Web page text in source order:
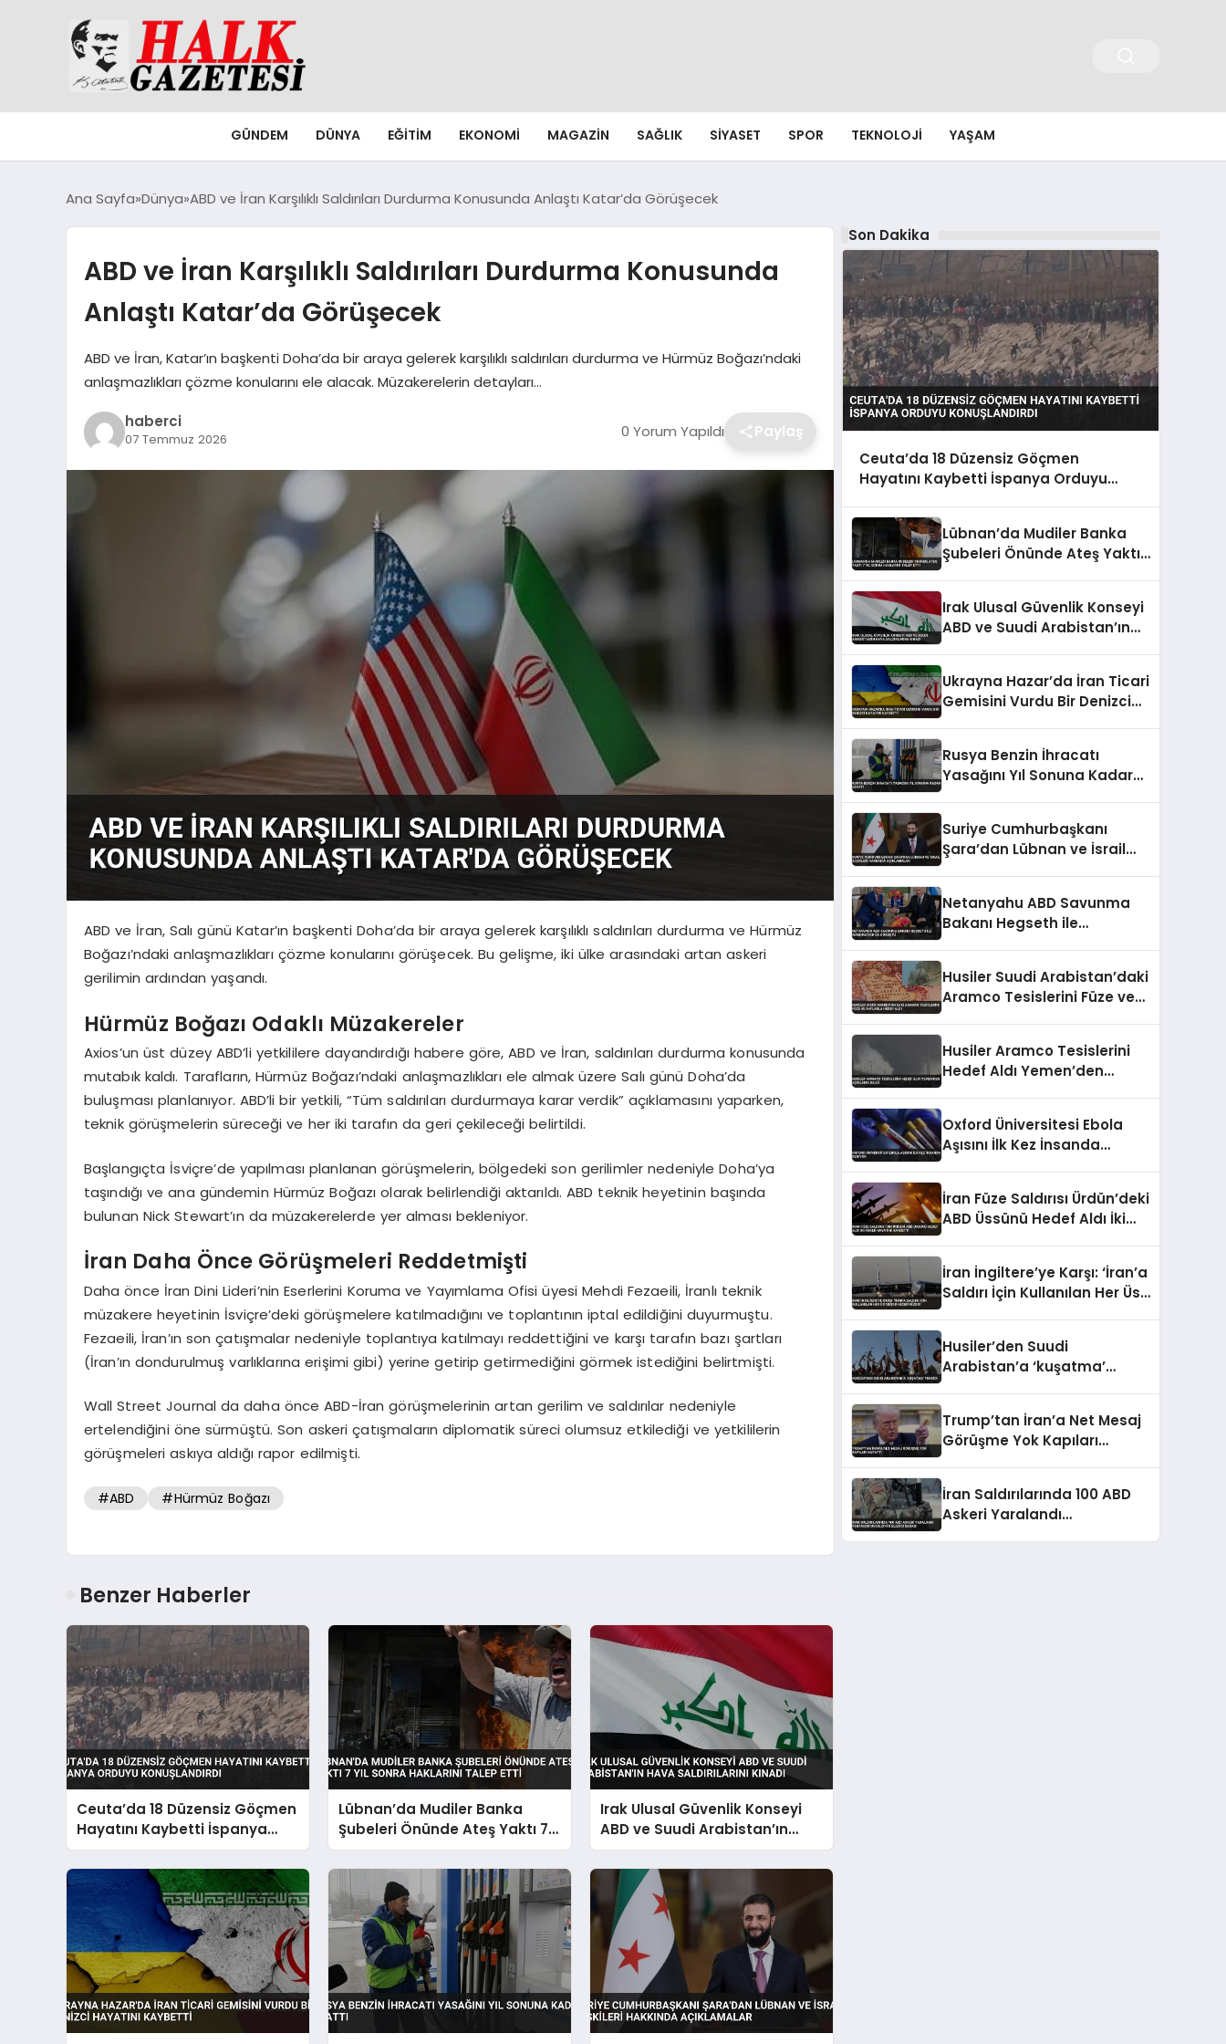
GÜNDEM DÜNYA EĞITIM EKONOMI MAGAZIN SAĞLIK SIYASET SPOR TEKNOLOJI YAŞAM
Ana Sayfa Dünya ABD ve İran Karşılıklı Saldırıları Durdurma Konusunda Anlaştı Katar’da Görüşecek
ABD ve İran Karşılıklı Saldırıları Durdurma Konusunda
Anlaştı Katar’da Görüşecek
ABD ve İran, Katar’ın başkenti Doha’da bir araya gelerek karşılıklı saldırıları durdurma ve Hürmüz Boğazı’ndaki
anlaşmazlıkları çözme konularını ele alacak. Müzakerelerin detayları…
haberci
07 Temmuz 2026 0 Yorum Yapıldı Paylaş
ABD ve İran, Salı günü Katar’ın başkenti Doha’da bir araya gelerek karşılıklı saldırıları durdurma ve Hürmüz
Boğazı’ndaki anlaşmazlıkları çözme konularını görüşecek. Bu gelişme, iki ülke arasındaki artan askeri
gerilimin ardından yaşandı.
Hürmüz Boğazı Odaklı Müzakereler
Axios’un üst düzey ABD’li yetkililere dayandırdığı habere göre, ABD ve İran, saldırıları durdurma konusunda
mutabık kaldı. Tarafların, Hürmüz Boğazı’ndaki anlaşmazlıkları ele almak üzere Salı günü Doha’da
buluşması planlanıyor. ABD’li bir yetkili, “Tüm saldırıları durdurmaya karar verdik” açıklamasını yaparken,
teknik görüşmelerin süreceği ve her iki tarafın da geri çekileceği belirtildi.
Başlangıçta İsviçre’de yapılması planlanan görüşmelerin, bölgedeki son gerilimler nedeniyle Doha’ya
taşındığı ve ana gündemin Hürmüz Boğazı olarak belirlendiği aktarıldı. ABD teknik heyetinin başında
bulunan Nick Stewart’ın da müzakerelerde yer alması bekleniyor.
İran Daha Önce Görüşmeleri Reddetmişti
Daha önce İran Dini Lideri’nin Eserlerini Koruma ve Yayımlama Ofisi üyesi Mehdi Fezaeili, İranlı teknik
müzakere heyetinin İsviçre’deki görüşmelere katılmadığını ve toplantının iptal edildiğini duyurmuştu.
Fezaeili, İran’ın son çatışmalar nedeniyle toplantıya katılmayı reddettiğini ve karşı tarafın bazı şartları
(İran’ın dondurulmuş varlıklarına erişimi gibi) yerine getirip getirmediğini görmek istediğini belirtmişti.
Wall Street Journal da daha önce ABD-İran görüşmelerinin artan gerilim ve saldırılar nedeniyle
ertelendiğini öne sürmüştü. Son askeri çatışmaların diplomatik süreci olumsuz etkilediği ve yetkililerin
görüşmeleri askıya aldığı rapor edilmişti.
#ABD #Hürmüz Boğazı
Benzer Haberler
Ceuta’da 18 Düzensiz Göçmen
Hayatını Kaybetti İspanya
Orduyu Konuşlandırdı
Lübnan’da Mudiler Banka
Şubeleri Önünde Ateş Yaktı 7
Yıl Sonra Haklarını Talep Etti
Irak Ulusal Güvenlik Konseyi
ABD ve Suudi Arabistan’ın
Hava Saldırılarını Kınadı
Son Dakika
Ceuta’da 18 Düzensiz Göçmen
Hayatını Kaybetti İspanya Orduyu
Lübnan’da Mudiler Banka
Şubeleri Önünde Ateş Yaktı
Irak Ulusal Güvenlik Konseyi
ABD ve Suudi Arabistan’ın
Ukrayna Hazar’da İran Ticari
Gemisini Vurdu Bir Denizci
Rusya Benzin İhracatı
Yasağını Yıl Sonuna Kadar
Suriye Cumhurbaşkanı
Şara’dan Lübnan ve İsrail
Netanyahu ABD Savunma
Bakanı Hegseth ile
Husiler Suudi Arabistan’daki
Aramco Tesislerini Füze ve
Husiler Aramco Tesislerini
Hedef Aldı Yemen’den
Oxford Üniversitesi Ebola
Aşısını İlk Kez İnsanda
İran Füze Saldırısı Ürdün’deki
ABD Üssünü Hedef Aldı İki
İran İngiltere’ye Karşı: ‘İran’a
Saldırı İçin Kullanılan Her Üs
Husiler’den Suudi
Arabistan’a ‘kuşatma’
Trump’tan İran’a Net Mesaj
Görüşme Yok Kapıları
İran Saldırılarında 100 ABD
Askeri Yaralandı